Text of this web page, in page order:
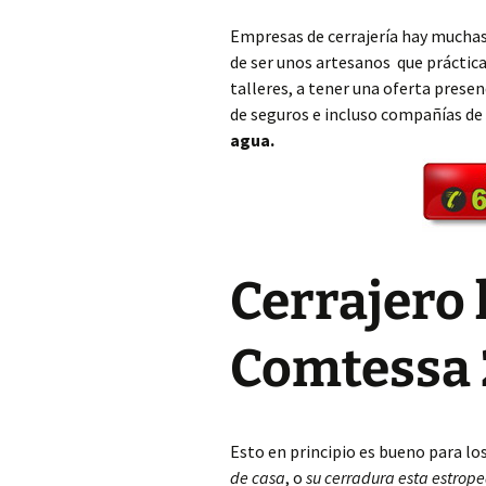
Cerrajero Aielo de Rugat
Cerrajero Alaquàs
Cerrajero Albaida
Cerrajero Albalat dels
Sorells
Cerrajero Albalat dels
Tarongers
Empresas de cerrajería hay
de ser unos artesanos que
talleres, a tener una oferta
de seguros e incluso compañías
agua.
Cerrajero
Esto en principio es bueno para
de casa, o su cerradura esta